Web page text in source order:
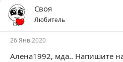
Своя
Любитель
26 Янв 2020
Алена1992, мда.. Напишите